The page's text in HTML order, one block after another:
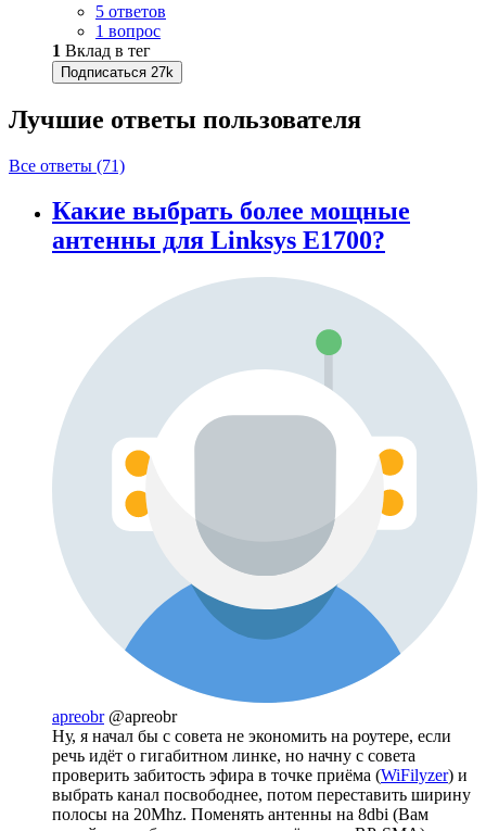
5 ответов
1 вопрос
1 Вклад в тег
Подписаться 27k
Лучшие ответы пользователя
Все ответы (71)
Какие выбрать более мощные
антенны для Linksys E1700?
apreobr @apreobr
Ну, я начал бы с совета не экономить на роутере, если
речь идёт о гигабитном линке, но начну с совета
проверить забитость эфира в точке приёма (WiFilyzer) и
выбрать канал посвободнее, потом переставить ширину
полосы на 20Mhz. Поменять антенны на 8dbi (Вам